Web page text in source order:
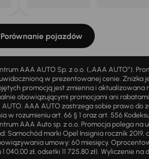
Porównanie pojazdów
AAA AUTO Sp. z o.o. („AAA AUTO”).
w prezentowanej cenie. Zniżka
promocją jest zmienna i
obowiązującymi promocjami ani
AAA AUTO zastrzega sobie prawo
rozumieniu art. 66 § 1 oraz art. 556
AAA Auto sp. z o.o. Promocja polega na
marki Opel Insignia rocznik 2019,
umowy: 60 miesięcy.
zł, odsetki 11 725,80 zł). Wyliczenie